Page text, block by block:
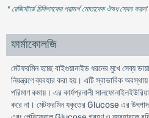
* রেজিস্টার্ড চিকিৎসকের পরামর্শ মোতাবেক ঔষধ সেবন করুন'
ফার্মাকোলজি
মেটফরমিন হচ্ছে বাইগুয়ানাইড ধরনের মুখে সেব্য
নিয়ন্ত্রণে ব্যবহার করা হয়। এটি স্বাভাবিক
পরিমাণ কমায়। এর কার্যপ্রনালী
করে না। মেটফরমিন যকৃতের Glucose এর